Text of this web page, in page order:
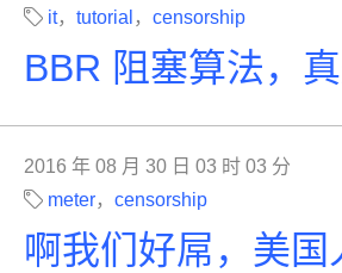
it， tutorial ， censorship
BBR 阻塞算法，
2016 年 08 月 30 日 03 时 03 分
meter， censorship
啊我们好屌，美国